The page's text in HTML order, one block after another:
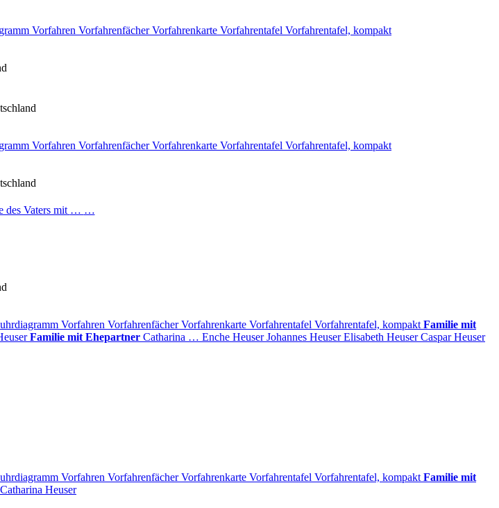
Vorfahren VorfahrenfächerVorfahrenkarte Vorfahrentafel Vorfahrentafel, kompakt
Vorfahren VorfahrenfächerVorfahrenkarte Vorfahrentafel Vorfahrentafel, kompakt
des Vaters mit … …
Vorfahren VorfahrenfächerVorfahrenkarte Vorfahrentafel Vorfahrentafel, kompakt Familie mit
Familie mit Ehepartner Catharina … Enche Heuser Johannes Heuser Elisabeth Heuser CasparHeuser
Vorfahren VorfahrenfächerVorfahrenkarte Vorfahrentafel Vorfahrentafel, kompakt Familie mit
Catharina Heuser